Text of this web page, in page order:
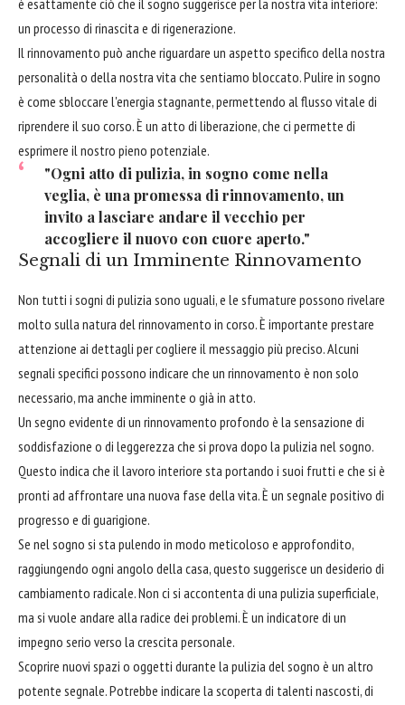
un processo di rinascita e di rigenerazione.
Il rinnovamento può anche riguardare un aspetto specifico della nostra
personalità o della nostra vita che sentiamo bloccato. Pulire in sogno
è come sbloccare l'energia stagnante, permettendo al flusso vitale di
riprendere il suo corso. È un atto di liberazione, che ci permette di
esprimere il nostro pieno potenziale.
"Ogni atto di pulizia, in sogno come nella
veglia, è una promessa di rinnovamento, un
invito a lasciare andare il vecchio per
accogliere il nuovo con cuore aperto."
Segnali di un Imminente Rinnovamento
Non tutti i sogni di pulizia sono uguali, e le sfumature possono rivelare
molto sulla natura del rinnovamento in corso. È importante prestare
attenzione ai dettagli per cogliere il messaggio più preciso. Alcuni
segnali specifici possono indicare che un rinnovamento è non solo
necessario, ma anche imminente o già in atto.
Un segno evidente di un rinnovamento profondo è la sensazione di
soddisfazione o di leggerezza che si prova dopo la pulizia nel sogno.
Questo indica che il lavoro interiore sta portando i suoi frutti e che si è
pronti ad affrontare una nuova fase della vita. È un segnale positivo di
progresso e di guarigione.
Se nel sogno si sta pulendo in modo meticoloso e approfondito,
raggiungendo ogni angolo della casa, questo suggerisce un desiderio di
cambiamento radicale. Non ci si accontenta di una pulizia superficiale,
ma si vuole andare alla radice dei problemi. È un indicatore di un
impegno serio verso la crescita personale.
Scoprire nuovi spazi o oggetti durante la pulizia del sogno è un altro
potente segnale. Potrebbe indicare la scoperta di talenti nascosti, di